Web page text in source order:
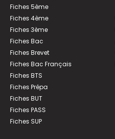
Fiches 5ème
Fiches 4ème
Fiches 3ème
Fiches Bac
Fiches Brevet
Fiches Bac Français
Fiches BTS
Fiches Prépa
Fiches BUT
Fiches PASS
Fiches SUP